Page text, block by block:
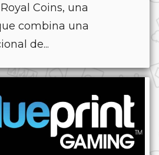
Coins, una
combina una
de...